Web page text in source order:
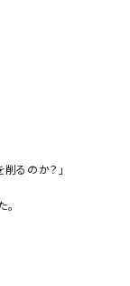
るのか？」